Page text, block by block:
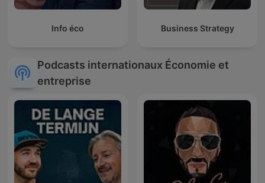
Info éco Business Strategy
Podcasts internationaux Économie et
entreprise